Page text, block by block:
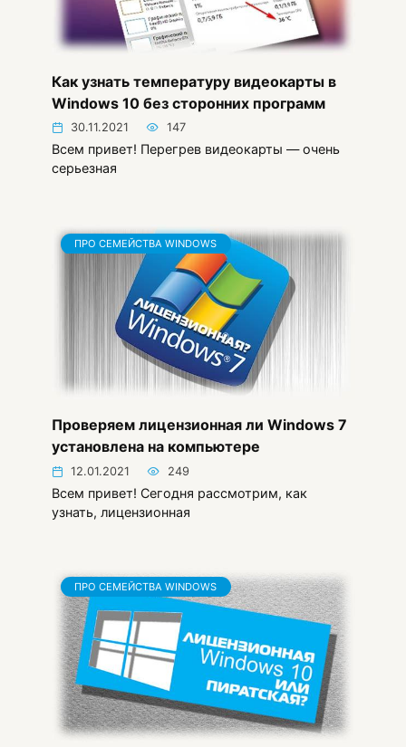
Как узнать температуру видеокарты в
Windows 10 без сторонних программ
30.11.2021 147
Всем привет! Перегрев видеокарты — очень
серьезная
ПРО СЕМЕЙСТВА WINDOWS
Проверяем лицензионная ли Windows 7
установлена на компьютере
12.01.2021 249
Всем привет! Сегодня рассмотрим, как
узнать, лицензионная
ПРО СЕМЕЙСТВА WINDOWS